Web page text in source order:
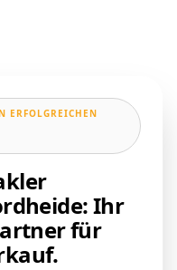
ERFOLGREICHEN
Ihr
für